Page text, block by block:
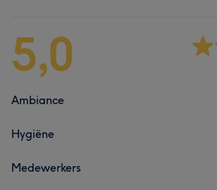
5,0
Ambiance
Hygiëne
Medewerkers